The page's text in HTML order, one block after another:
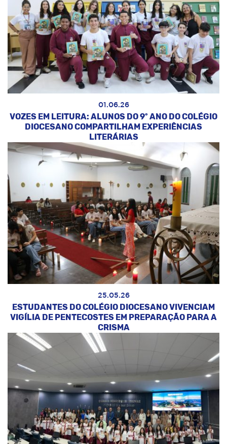
01.06.26
VOZES EM LEITURA: ALUNOS DO 9º ANO DO COLÉGIO
DIOCESANO COMPARTILHAM EXPERIÊNCIAS
LITERÁRIAS
25.05.26
ESTUDANTES DO COLÉGIO DIOCESANO VIVENCIAM
VIGÍLIA DE PENTECOSTES EM PREPARAÇÃO PARA A
CRISMA